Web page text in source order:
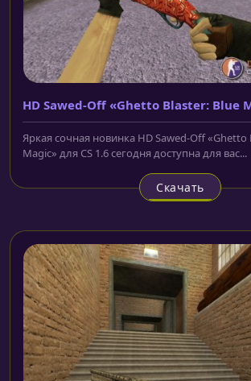
HD Sawed-Off «Ghetto Blaster: Blue
Яркая сочная новинка HD Sawed-Off «Ghetto
Magic» для CS 1.6 сегодня доступна для вас...
Скачать